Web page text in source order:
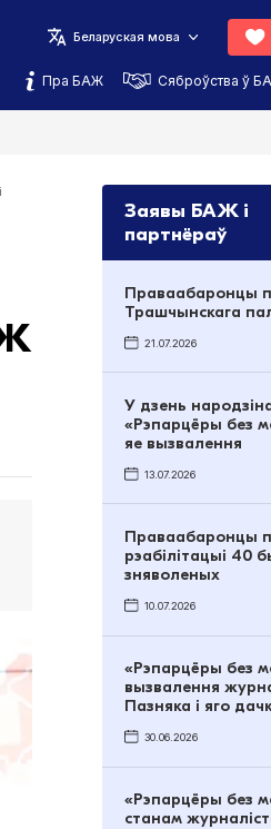
Беларуская мова
Пра БАЖ Сяброўства ў
Заявы БАЖ і
партнёраў
Праваабаронцы
Трашчынскага
21.07.2026
У дзень
«Рэпарцёры без
яе вызвалення
13.07.2026
Праваабаронцы
рэабілітацыі 40
зняволеных
10.07.2026
«Рэпарцёры без
вызвалення
Пазняка і яго
30.06.2026
«Рэпарцёры без
станам